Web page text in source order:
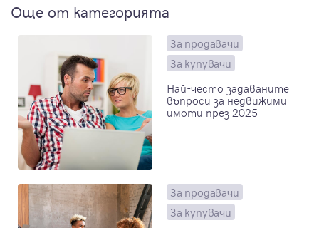
Още от категорията
За продавачи
За купувачи
Най-често задаваните
въпроси за недвижими
имоти през 2025
За продавачи
За купувачи